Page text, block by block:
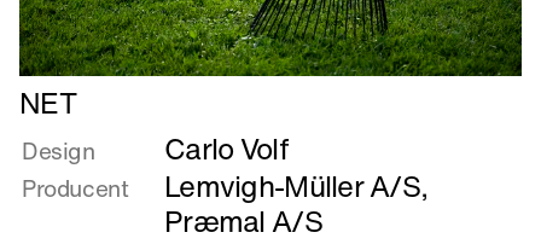
Læs
mere
om
NET
NET
Design Carlo Volf
Producent Lemvigh-Müller A/S,
Præmal A/S